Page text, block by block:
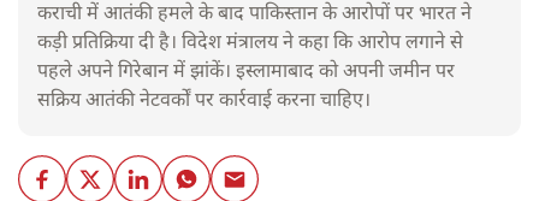
कराची में आतंकी हमले के बाद पाकिस्तान के आरोपों पर भारत ने
कड़ी प्रतिक्रिया दी है। विदेश मंत्रालय ने कहा कि आरोप लगाने से
पहले अपने गिरेबान में झांकें। इस्लामाबाद को अपनी जमीन पर
सक्रिय आतंकी नेटवर्कों पर कार्रवाई करना चाहिए।